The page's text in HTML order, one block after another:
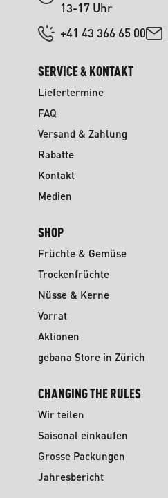
13-17 Uhr
+41 43 366 65 00
SERVICE & KONTAKT
Liefertermine
FAQ
Versand & Zahlung
Rabatte
Kontakt
Medien
SHOP
Früchte & Gemüse
Trockenfrüchte
Nüsse & Kerne
Vorrat
Aktionen
gebana Store in Zürich
CHANGING THE RULES
Wir teilen
Saisonal einkaufen
Grosse Packungen
Jahresbericht